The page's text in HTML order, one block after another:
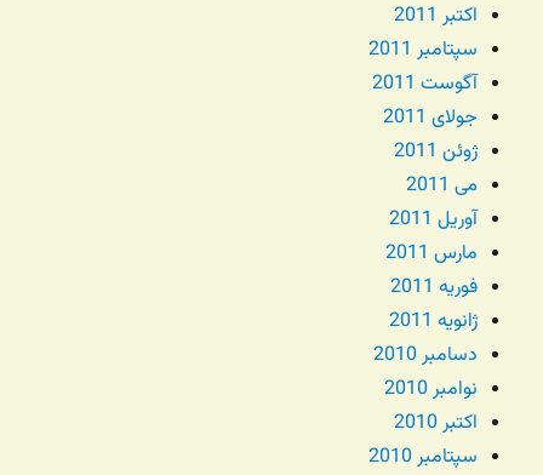
اکتبر 2011
سپتامبر 2011
آگوست 2011
جولای 2011
ژوئن 2011
می 2011
آوریل 2011
مارس 2011
فوریه 2011
ژانویه 2011
دسامبر 2010
نوامبر 2010
اکتبر 2010
سپتامبر 2010